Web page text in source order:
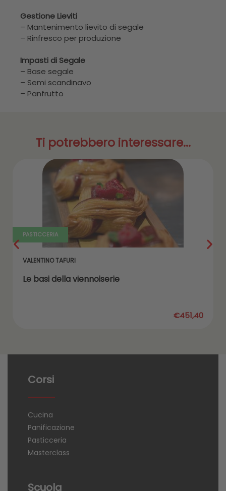
Gestione Lieviti
– Mantenimento lievito di segale
– Rinfresco per produzione
Impasti di Segale
– Base segale
– Semi scandinavo
– Panfrutto
Ti potrebbero interessare...
PASTICCERIA
VALENTINO TAFURI
Le basi della viennoiserie
€451,40
Corsi
Cucina
Panificazione
Pasticceria
Masterclass
Scuola